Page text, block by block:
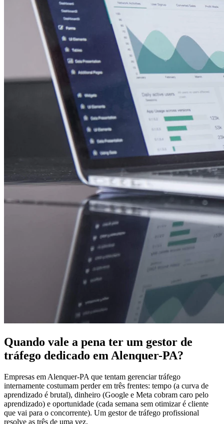
Quando vale a pena ter um gestor de
tráfego dedicado em Alenquer-PA?
Empresas em Alenquer-PA que tentam gerenciar tráfego
internamente costumam perder em três frentes: tempo (a curva de
aprendizado é brutal), dinheiro (Google e Meta cobram caro pelo
aprendizado) e oportunidade (cada semana sem otimizar é cliente
que vai para o concorrente). Um gestor de tráfego profissional
resolve as três de uma vez.